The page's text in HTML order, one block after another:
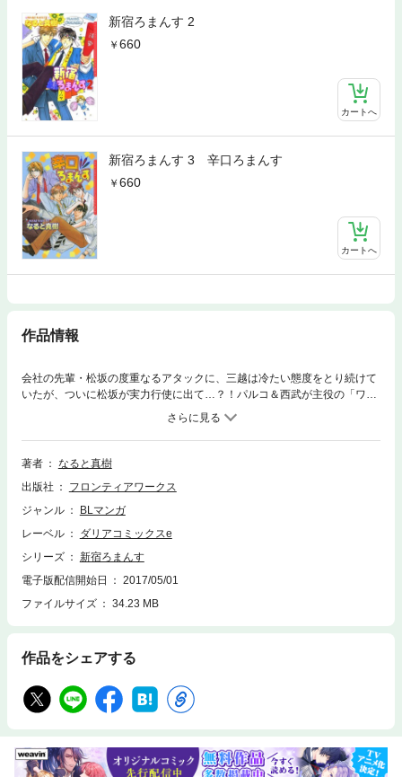
新宿ろまんす 2
660
カートへ
新宿ろまんす 3 辛口ろまんす
660
カートへ
作品情報
会社の先輩・松坂の度重なるアタックに、三越は冷たい態度をとり続けて
いたが、ついに松坂が実力行使に出て…？！パルコ＆西武が主役の「ワガ
まマろまんす」も同時収録♪ 「本当にあったアヤシイ話」８Ｐも入った
著者
なると真樹
出版社
フロンティアワークス
ジャンル
BLマンガ
レーベル
ダリアコミックスe
シリーズ
新宿ろまんす
電子版配信開始日
2017/05/01
ファイルサイズ
34.23 MB
作品をシェアする